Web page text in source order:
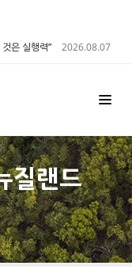
은 실행력” 2026.08.07
질랜드